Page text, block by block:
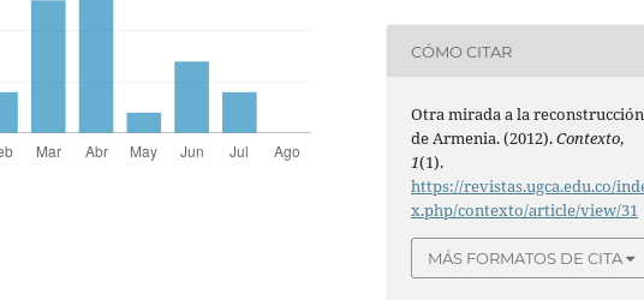
CÓMO CITAR
Otra mirada a la reconstrucción
de Armenia. (2012).Contexto,
1(1).
https://revistas.ugca.edu.co/
x.php/contexto/article/view/31
MÁS FORMATOS DE CITA